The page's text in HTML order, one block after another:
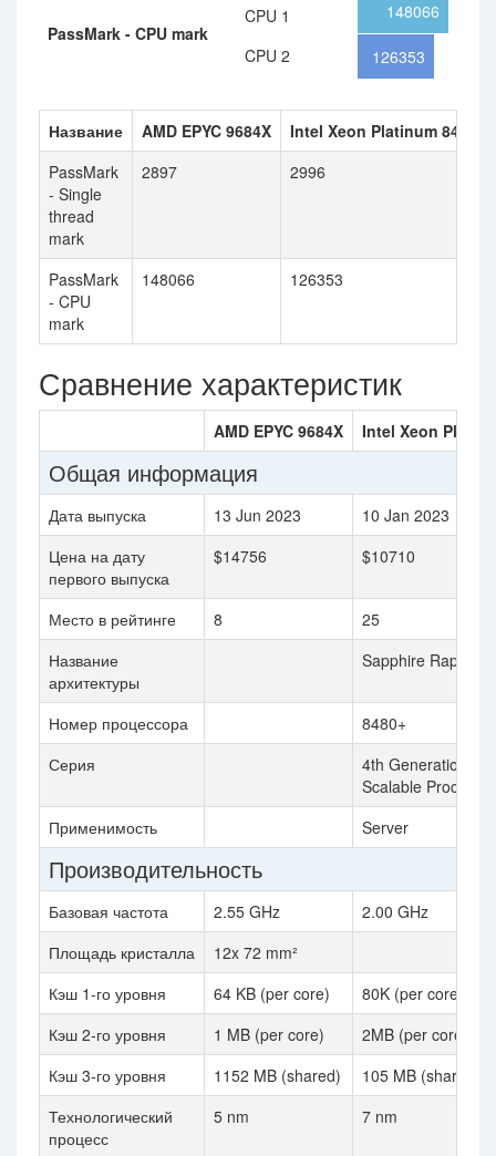
PassMark - CPU mark
CPU 1
CPU 2
148066
126353
Название AMD EPYC 9684X
Intel Xeon Platinum 8480+
PassMark
- Single
thread
mark
2897 2996
PassMark
- CPU
mark
148066 126353
Сравнение характеристик
AMD EPYC 9684X Intel Xeon
Общая информация
Дата выпуска 13 Jun 2023
10 Jan 2023
Цена на дату
первого выпуска
$14756 $10710
Место в рейтинге 8
25
Название
архитектуры
Sapphire Rapids
Номер процессора
8480+
Серия
4th Generation
Scalable
Применимость
Server
Производительность
Базовая частота 2.55 GHz
2.00 GHz
Площадь кристалла
12x 72 mm²
Кэш 1-го уровня
64 KB (per core)
80K (per core)
Кэш 2-го уровня
1 MB (per core)
2MB (per core)
Кэш 3-го уровня
1152 MB (shared)
105 MB (shared)
Технологический
процесс
5 nm 7 nm